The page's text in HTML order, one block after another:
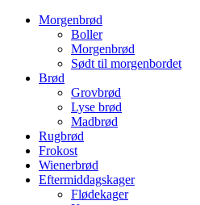
Morgenbrød
Boller
Morgenbrød
Sødt til morgenbordet
Brød
Grovbrød
Lyse brød
Madbrød
Rugbrød
Frokost
Wienerbrød
Eftermiddagskager
Flødekager